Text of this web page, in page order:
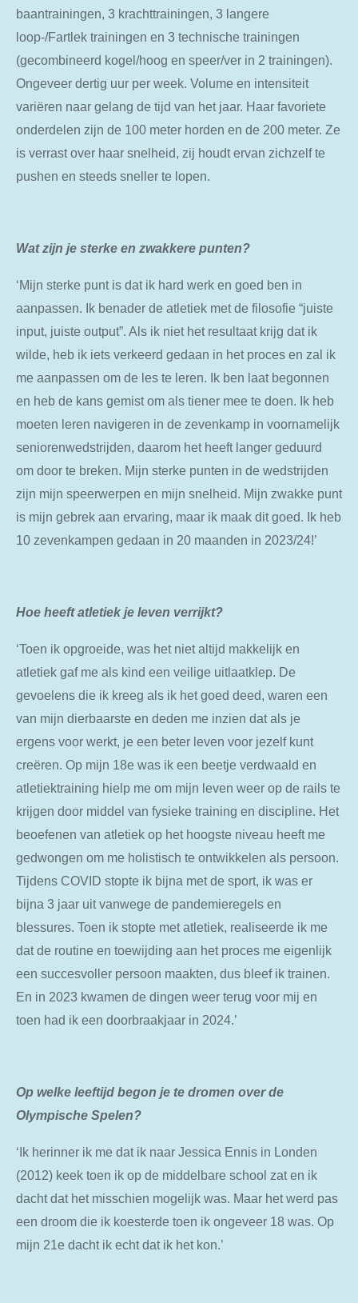
baantrainingen, 3 krachttrainingen, 3 langere
loop-/Fartlek trainingen en 3 technische trainingen
(gecombineerd kogel/hoog en speer/ver in 2 trainingen).
Ongeveer dertig uur per week. Volume en intensiteit
variëren naar gelang de tijd van het jaar. Haar favoriete
onderdelen zijn de 100 meter horden en de 200 meter. Ze
is verrast over haar snelheid, zij houdt ervan zichzelf te
pushen en steeds sneller te lopen.
Wat zijn je sterke en zwakkere punten?
‘Mijn sterke punt is dat ik hard werk en goed ben in
aanpassen. Ik benader de atletiek met de filosofie “juiste
input, juiste output”. Als ik niet het resultaat krijg dat ik
wilde, heb ik iets verkeerd gedaan in het proces en zal ik
me aanpassen om de les te leren. Ik ben laat begonnen
en heb de kans gemist om als tiener mee te doen. Ik heb
moeten leren navigeren in de zevenkamp in voornamelijk
seniorenwedstrijden, daarom het heeft langer geduurd
om door te breken. Mijn sterke punten in de wedstrijden
zijn mijn speerwerpen en mijn snelheid. Mijn zwakke punt
is mijn gebrek aan ervaring, maar ik maak dit goed. Ik heb
10 zevenkampen gedaan in 20 maanden in 2023/24!’
Hoe heeft atletiek je leven verrijkt?
‘Toen ik opgroeide, was het niet altijd makkelijk en
atletiek gaf me als kind een veilige uitlaatklep. De
gevoelens die ik kreeg als ik het goed deed, waren een
van mijn dierbaarste en deden me inzien dat als je
ergens voor werkt, je een beter leven voor jezelf kunt
creëren. Op mijn 18e was ik een beetje verdwaald en
atletiektraining hielp me om mijn leven weer op de rails te
krijgen door middel van fysieke training en discipline. Het
beoefenen van atletiek op het hoogste niveau heeft me
gedwongen om me holistisch te ontwikkelen als persoon.
Tijdens COVID stopte ik bijna met de sport, ik was er
bijna 3 jaar uit vanwege de pandemieregels en
blessures. Toen ik stopte met atletiek, realiseerde ik me
dat de routine en toewijding aan het proces me eigenlijk
een succesvoller persoon maakten, dus bleef ik trainen.
En in 2023 kwamen de dingen weer terug voor mij en
toen had ik een doorbraakjaar in 2024.’
Op welke leeftijd begon je te dromen over de
Olympische Spelen?
‘Ik herinner ik me dat ik naar Jessica Ennis in Londen
(2012) keek toen ik op de middelbare school zat en ik
dacht dat het misschien mogelijk was. Maar het werd pas
een droom die ik koesterde toen ik ongeveer 18 was. Op
mijn 21e dacht ik echt dat ik het kon.’